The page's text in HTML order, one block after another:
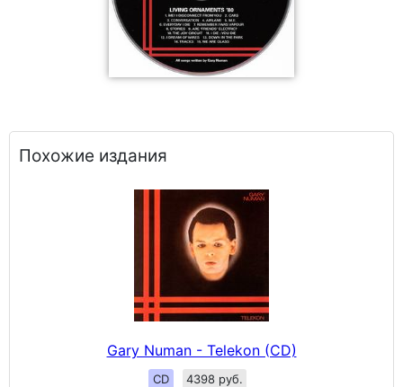
Похожие издания
Gary Numan - Telekon (CD)
CD 4398 руб.